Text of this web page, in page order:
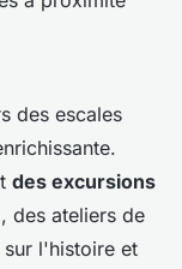
des escales
des excursions
, des ateliers de
l'histoire et